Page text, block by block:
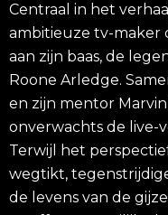
Centraal in het
ambitieuze tv-maker
aan zijn baas, de
Roone Arledge.
en zijn mentor
onverwachts de live-
Terwijl het
wegtikt,
de levens van de